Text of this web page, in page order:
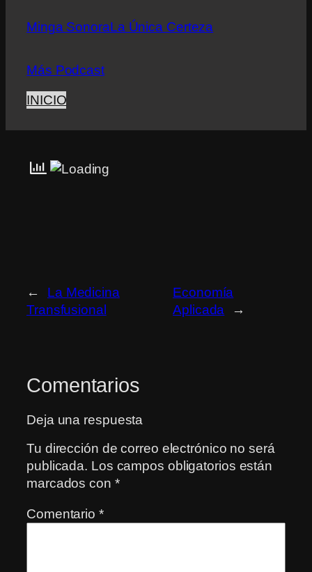
Minga SonoraLa Única Certeza
Más Podcast
INICIO
←
La Medicina
Transfusional
Economía
Aplicada
→
Comentarios
Deja una respuesta
Tu dirección de correo electrónico no será
publicada. Los campos obligatorios están
marcados con *
Comentario *